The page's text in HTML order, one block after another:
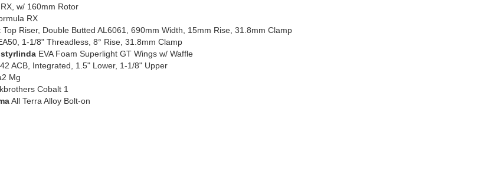
w/ 160mm Rotor
RX
Riser, Double Butted AL6061, 690mm Width, 15mm Rise, 31.8mm Clamp
1-1/8" Threadless, 8° Rise, 31.8mm Clamp
styrlindaEVA Foam Superlight GT Wings w/ Waffle
ACB, Integrated, 1.5" Lower, 1-1/8" Upper
Mg
Cobalt 1
All Terra Alloy Bolt-on